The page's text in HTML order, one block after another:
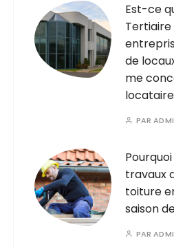
Est-ce
Tertiaire
de
me
PAR
travaux
toiture
saison
PAR